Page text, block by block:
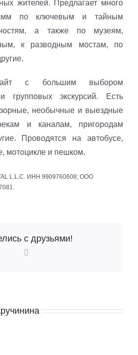
жителей. Предлагает много
по ключевым и тайным
а также по музеям,
к разводным мостам, по
с большим выбором
групповых экскурсий. Есть
необычные и выездные
и каналам, пригородам
Проводятся на автобусе,
мотоцикле и пешком.
L.L.C. ИНН 9909760608; ООО
с друзьями!